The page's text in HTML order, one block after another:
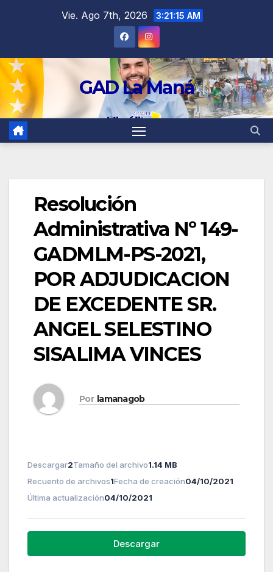
Vie. Ago 7th, 2026 3:21:16 AM
GAD La Maná
Resolución
Administrativa Nº 149-
GADMLM-PS-2021,
POR ADJUDICACION
DE EXCEDENTE SR.
ANGEL SELESTINO
SISALIMA VINCES
Por lamanagob
Descargar2Tamaño del archivo1.14 MB
Recuento de archivos1Fecha de creación04/10/2021
Última actualización04/10/2021
Descargar